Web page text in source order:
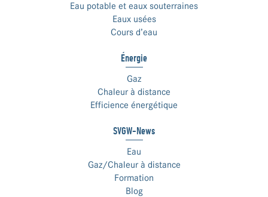
Eau potable et eaux souterraines
Eaux usées
Cours d’eau
Énergie
Gaz
Chaleur à distance
Efficience énergétique
SVGW-News
Eau
Gaz/Chaleur à distance
Formation
Blog